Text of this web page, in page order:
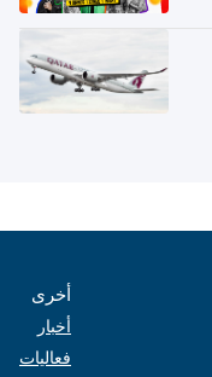
أخرى
أخبار
فعاليات